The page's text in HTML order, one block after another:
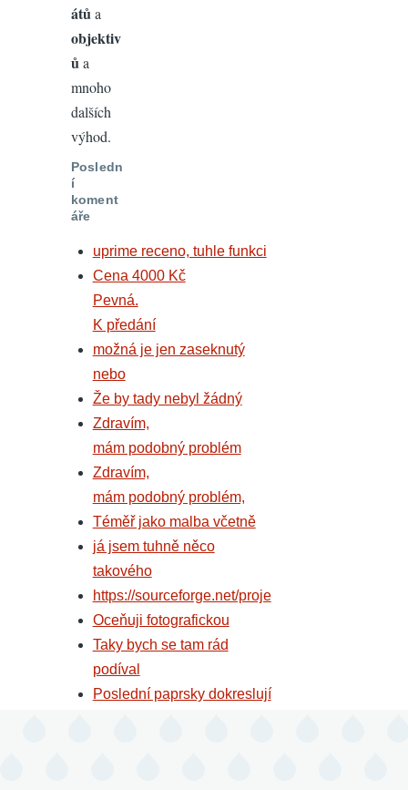
átů a
objektiv
ů a
mnoho
dalších
výhod.
Posledn
í
koment
áře
uprime receno, tuhle funkci
Cena 4000 Kč
Pevná.
K předání
možná je jen zaseknutý
nebo
Že by tady nebyl žádný
Zdravím,
mám podobný problém
Zdravím,
mám podobný problém,
Téměř jako malba včetně
já jsem tuhně něco
takového
https://sourceforge.net/proje
Oceňuji fotografickou
Taky bych se tam rád
podíval
Poslední paprsky dokreslují